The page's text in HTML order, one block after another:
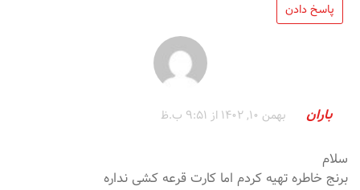
پاسخ دادن
باران بهمن 10, 1402 از 9:51 ب.ظ
سلام
برنج خاطره تهیه کردم اما کارت قرعه کشی نداره